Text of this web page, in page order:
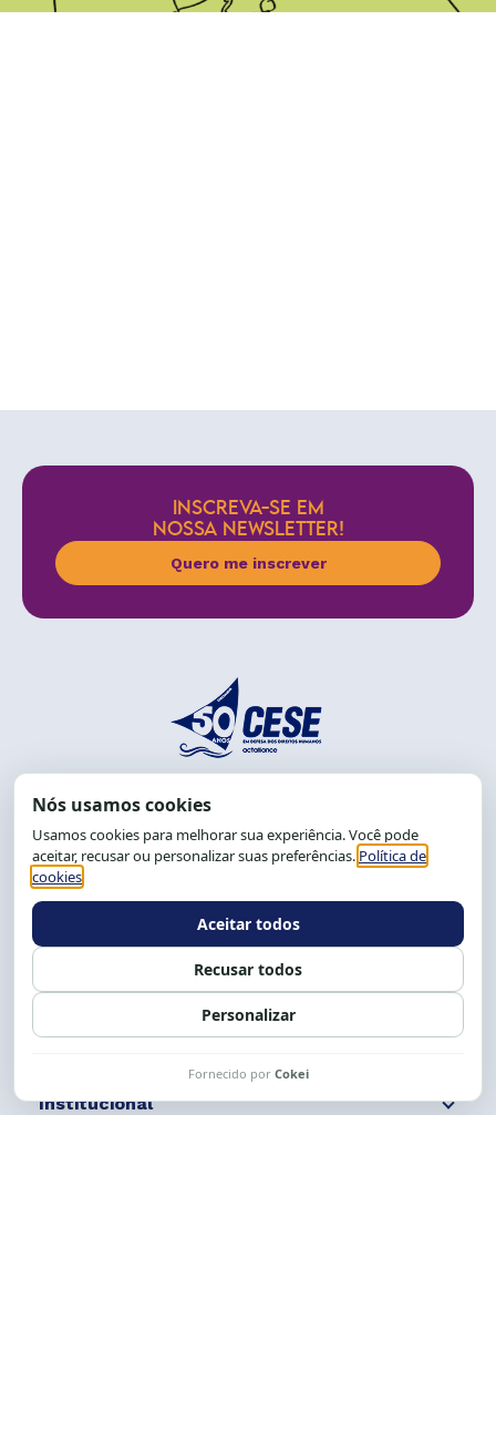
INSCREVA-SE EM
NOSSA NEWSLETTER!
Quero me inscrever
End.: R. da Graça, 150. Graça
CEP: 40.150-055
Salvador-BA, Brasil.
Tel.: (71) 2104-5457, Cel.: (71) 9 9239-2104 ou 2105
Expediente: 8h às 12h e 13 às 17h.
Siga nossas redes Fale conosco
Institucional